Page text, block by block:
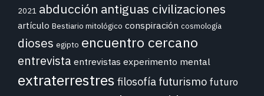
2021 abducción antiguas civilizaciones
artículo Bestiario mitológico conspiración cosmología
dioses egipto encuentro cercano
entrevista entrevistas experimento mental
extraterrestres filosofía futurismo futuro